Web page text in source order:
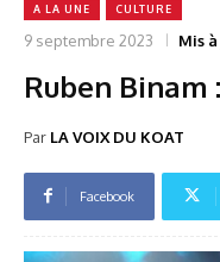
A LA UNE CULTURE
9 septembre 2023 Mis
Ruben Binam
Par LA VOIX DU KOAT
Facebook